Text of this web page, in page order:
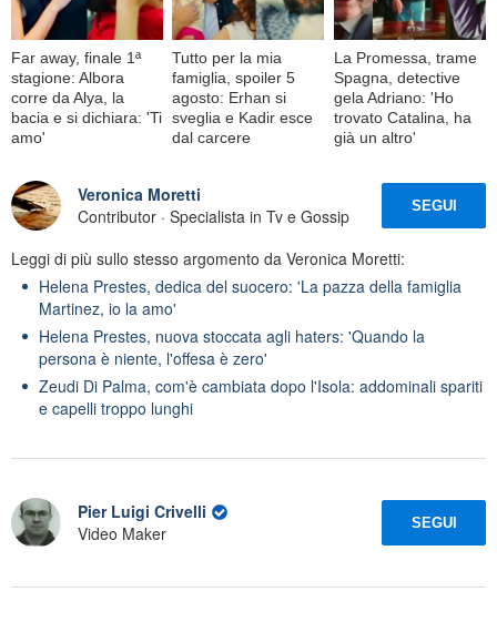
Far away, finale 1ª
stagione: Albora
corre da Alya, la
bacia e si dichiara: 'Ti
amo'
Tutto per la mia
famiglia, spoiler 5
agosto: Erhan si
sveglia e Kadir esce
dal carcere
La Promessa, trame
Spagna, detective
gela Adriano: 'Ho
trovato Catalina, ha
già un altro'
Veronica Moretti
Contributor · Specialista in Tv e Gossip
SEGUI
Leggi di più sullo stesso argomento da Veronica Moretti:
Helena Prestes, dedica del suocero: 'La pazza della famiglia
Martinez, io la amo'
Helena Prestes, nuova stoccata agli haters: 'Quando la
persona è niente, l'offesa è zero'
Zeudi Di Palma, com'è cambiata dopo l'Isola: addominali spariti
e capelli troppo lunghi
Pier Luigi Crivelli
Video Maker
SEGUI